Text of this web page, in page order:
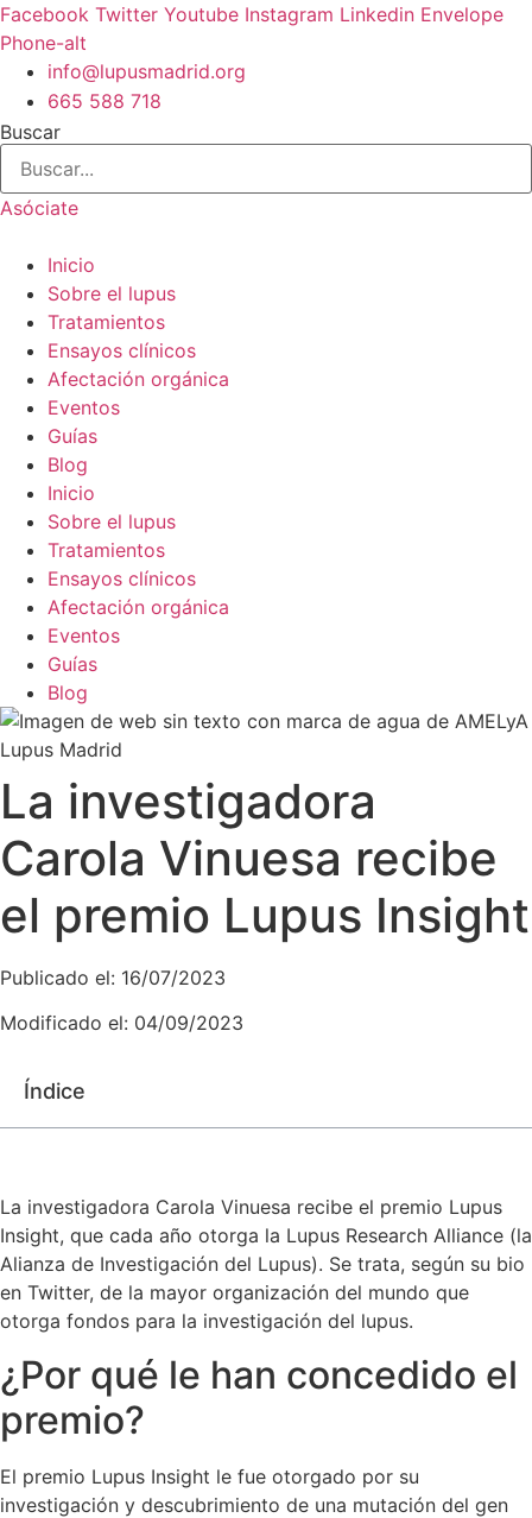
Ir
al
contenido
Facebook Twitter Youtube Instagram Linkedin Envelope
Phone-alt
info@lupusmadrid.org
665 588 718
Buscar
Asóciate
Inicio
Sobre el lupus
Tratamientos
Ensayos clínicos
Afectación orgánica
Eventos
Guías
Blog
Inicio
Sobre el lupus
Tratamientos
Ensayos clínicos
Afectación orgánica
Eventos
Guías
Blog
La investigadora
Carola Vinuesa recibe
el premio Lupus Insight
Publicado el: 16/07/2023
Modificado el: 04/09/2023
Índice
La investigadora Carola Vinuesa recibe el premio Lupus
Insight, que cada año otorga la Lupus Research Alliance (la
Alianza de Investigación del Lupus). Se trata, según su bio
en Twitter, de la mayor organización del mundo que
otorga fondos para la investigación del lupus.
¿Por qué le han concedido el
premio?
El premio Lupus Insight le fue otorgado por su
investigación y descubrimiento de una mutación del gen